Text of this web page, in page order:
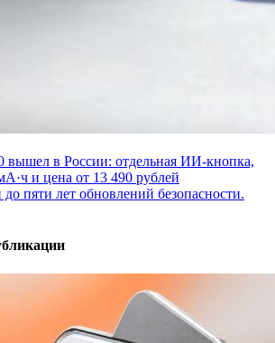
вышел в России: отдельная ИИ-кнопка,
и цена от 13 490 рублей
пяти лет обновлений безопасности.